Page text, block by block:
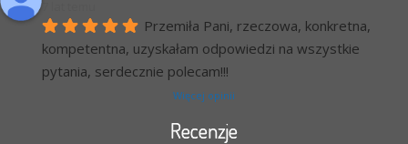
Przemiła Pani, rzeczowa, konkretna,
kompetentna, uzyskałam odpowiedzi na wszystkie
pytania, serdecznie polecam!!!
Więcej opinii
Recenzje